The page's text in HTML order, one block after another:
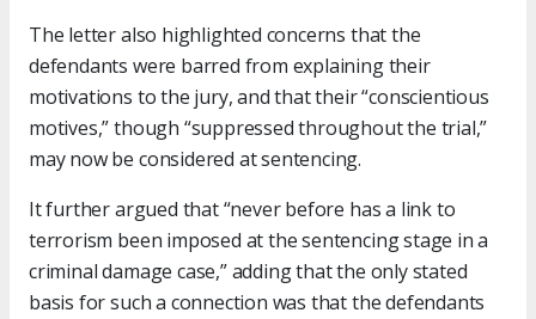
The letter also highlighted concerns that the
defendants were barred from explaining their
motivations to the jury, and that their “conscientious
motives,” though “suppressed throughout the trial,”
may now be considered at sentencing.
It further argued that “never before has a link to
terrorism been imposed at the sentencing stage in a
criminal damage case,” adding that the only stated
basis for such a connection was that the defendants